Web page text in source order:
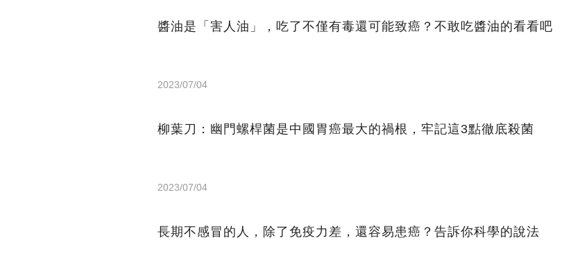
醬油是「害人油」，吃了不僅有毒還可能致癌？不敢吃醬油的看看吧
2023/07/04
柳葉刀：幽門螺桿菌是中國胃癌最大的禍根，牢記這3點徹底殺菌
2023/07/04
長期不感冒的人，除了免疫力差，還容易患癌？告訴你科學的說法